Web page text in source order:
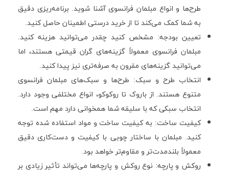
طرح‌ها و انواع مبلمان فرانسوی آشنا شوید. برنامه‌ریزی دقیق
به شما کمک می‌کند تا از خرید درستی اطمینان حاصل کنید.
تعیین بودجه: مشخص کنید چقدر می‌توانید هزینه کنید.
مبلمان فرانسوی معمولاً گزینه‌های گران قیمتی هستند، اما
می‌توانید گزینه‌های مقرون به صرفه‌تری نیز پیدا کنید.
انتخاب طرح و سبک: طرح‌ها و سبک‌های مبلمان فرانسوی
متنوع هستند. از باروک تا روکوکو، انواع مختلفی وجود دارد.
انتخاب سبکی که با سلیقه شما همخوانی دارد مهم است.
کیفیت ساخت: به کیفیت ساخت و مواد استفاده شده توجه
کنید. مبلمان با ساختار چوبی با کیفیت و دست‌کاری دقیق
معمولاً بلندمدت‌تر و مقاوم‌تر خواهد بود.
روکش و پارچه: نوع روکش و پارچه‌ها می‌تواند تأثیر زیادی بر